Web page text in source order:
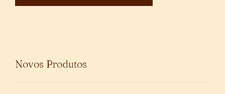
Novos Produtos